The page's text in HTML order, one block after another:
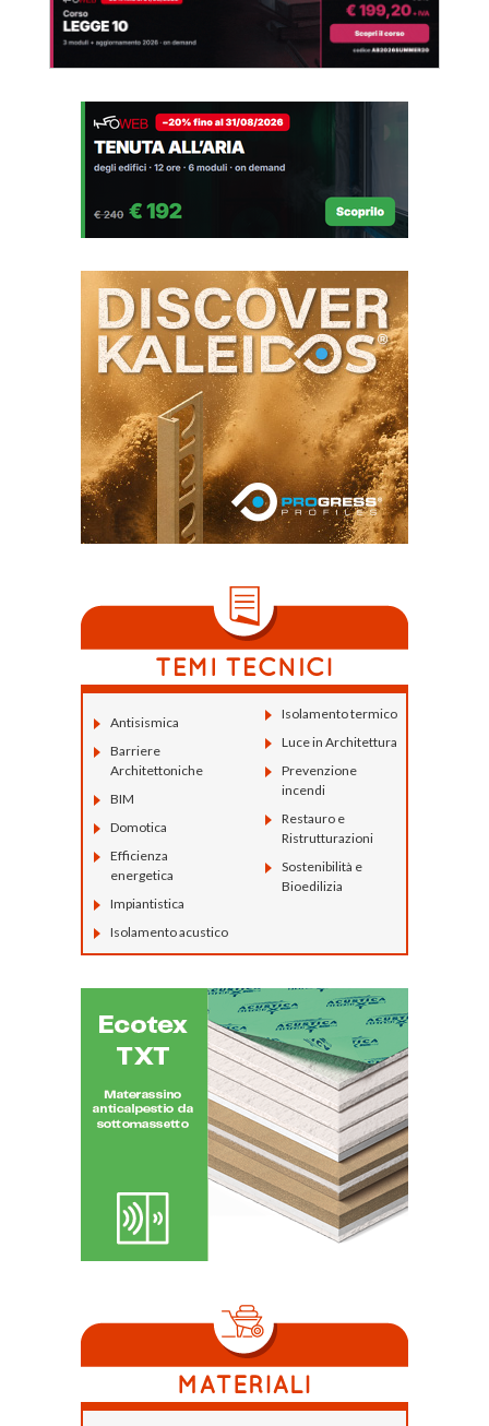
Antisismica
Barriere
Architettoniche
BIM
Domotica
Efficienza
energetica
Impiantistica
Isolamento acustico
Isolamento termico
Luce in Architettura
Prevenzione
incendi
Restauro e
Ristrutturazioni
Sostenibilità e
Bioedilizia